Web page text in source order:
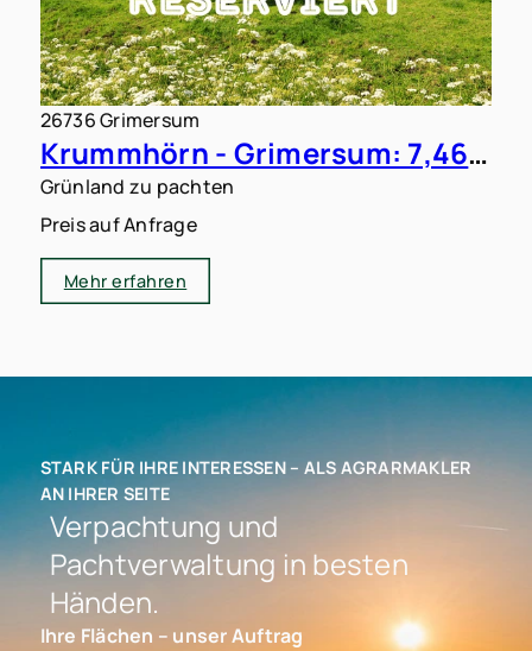
26736 Grimersum
Krummhörn - Grimersum: 7,46 ha Grünland zu verpachten
Grünland zu pachten
Preis auf Anfrage
Mehr erfahren
STARK FÜR IHRE INTERESSEN – ALS AGRARMAKLER
AN IHRER SEITE
Verpachtung und
Pachtverwaltung in besten
Händen.
Ihre Flächen – unser Auftrag